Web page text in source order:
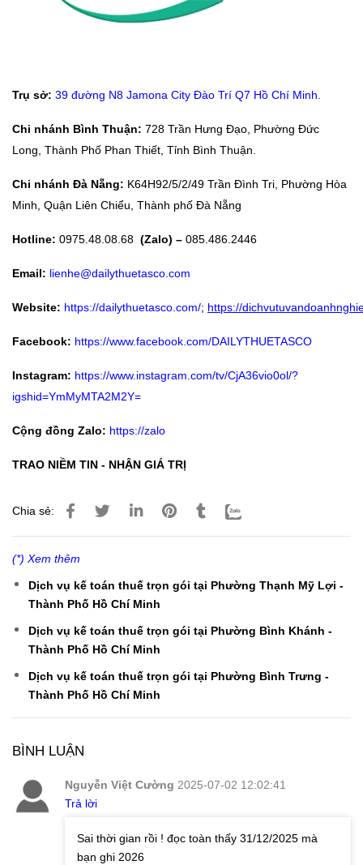
Trụ sở: 39 đường N8 Jamona City Đào Trí Q7 Hồ Chí Minh.
Chi nhánh Bình Thuận: 728 Trần Hưng Đạo, Phường Đức
Long, Thành Phố Phan Thiết, Tỉnh Bình Thuận.
Chi nhánh Đà Nẵng: K64H92/5/2/49 Trần Đình Tri, Phường Hòa
Minh, Quận Liên Chiểu, Thành phố Đà Nẵng
Hotline: 0975.48.08.68 (Zalo) – 085.486.2446
Email: lienhe@dailythuetasco.com
Website: https://dailythuetasco.com/; https://
Facebook: https://www.facebook.com/DAILYTHUETASCO
Instagram: https://www.instagram.com/tv/CjA36vio0ol/?
igshid=YmMyMTA2M2Y=
Cộng đồng Zalo: https://zalo
TRAO NIỀM TIN - NHẬN GIÁ TRỊ
Chia sẻ:
(*) Xem thêm
Dịch vụ kế toán thuế trọn gói tại Phường Thạnh Mỹ Lợi -
Thành Phố Hồ Chí Minh
Dịch vụ kế toán thuế trọn gói tại Phường Bình Khánh -
Thành Phố Hồ Chí Minh
Dịch vụ kế toán thuế trọn gói tại Phường Bình Trưng -
Thành Phố Hồ Chí Minh
BÌNH LUẬN
Nguyễn Việt Cường 2025-07-02 12:02:41
Trả lời
Sai thời gian rồi ! đọc toàn thấy 31/12/2025 mà
bạn ghi 2026